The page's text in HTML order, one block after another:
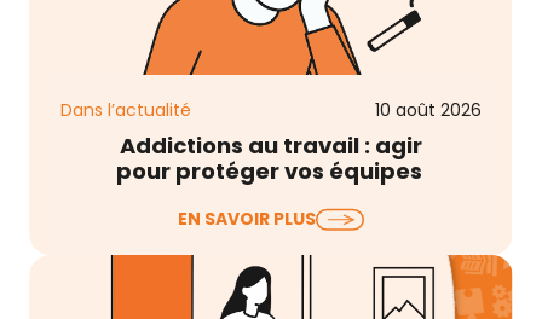
Dans l’actualité 10 août 2026
Addictions au travail : agir
pour protéger vos équipes
Les addictions au travail sont une réalité souvent
sous-estimée dans les organisations. Alcool,
cannabis, médicaments,…
EN SAVOIR PLUS